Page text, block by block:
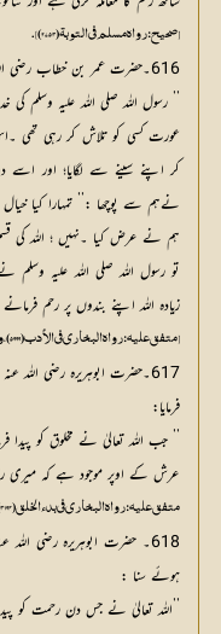
[ صحيح: رواه مسلم في التوبة (2753)].
616۔حضرت عمر بن خطاب رضی اللہ عنہ فرماتے ہیں :
’’ رسول اللہ صلی اللہ علیہ
عورت کسی کو تلاش کر رہی تھی
کر اپنے سینے سے لگایا؛ اور اسے
نےہم سے پوچھا :’’ تمہارا کیا
ہم نے عرض کیا ۔نہیں ؛ اللہ کی
تو رسول اللہ صلی اللہ علیہ
زیادہ اللہ اپنے بندوں پر رحم فرمانے
[ متفق عليه: رواه البخاري في الأدب (5999)، ومسلم في التوبة (2754).]
617۔حضرت ابوہریرہ رضی
فرمایا:
’’ جب اللہ تعالیٰ نے مخلوق کو
عرش کے اوپر موجود ہے کہ میری
متفق عليه: رواه البخاري في بدء الخلق (3194)، ومسلم في التوبة (2751).
618۔ حضرت ابوہریرہ رضی
ہوئے سنا :
’’اللہ تعالیٰ نے جس دن رحمت